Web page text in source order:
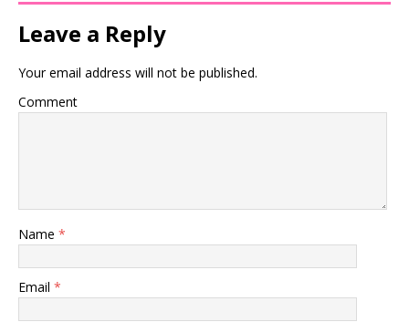
Leave a Reply
Your email address will not be published.
Comment
Name *
Email *